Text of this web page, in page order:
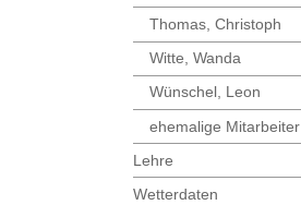
Thomas, Christoph
Witte, Wanda
Wünschel, Leon
ehemalige Mitarbeiter
Lehre
Wetterdaten